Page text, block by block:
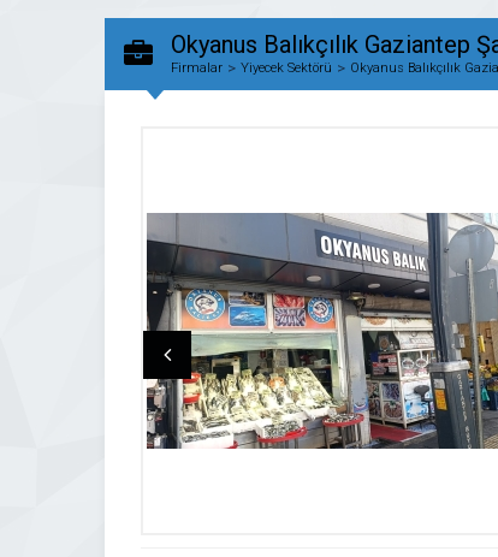
Okyanus Balıkçılık Gaziantep
Firmalar Yiyecek Sektörü Okyanus Balıkçılık